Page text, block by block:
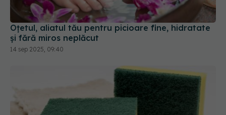
Oțetul, aliatul tău pentru picioare fine, hidratate
și fără miros neplăcut
14 sep 2025, 09:40